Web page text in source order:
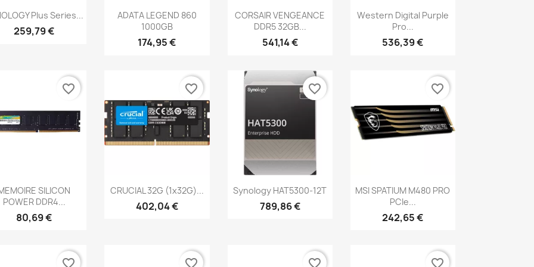
Aperçu rapide
Plus Series...
259,79 €
Aperçu rapide
ADATA LEGEND 860
1000GB
174,95 €
Aperçu rapide
CORSAIR VENGEANCE
DDR5 32GB...
541,14 €
Aperçu rapide
Western Digital Purple
Pro...
536,39 €
Aperçu rapide
SILICON
POWER DDR4...
80,69 €
favorite_border
Aperçu rapide
CRUCIAL 32G (1x32G)...
402,04 €
favorite_border
Aperçu rapide
Synology HAT5300-12T
789,86 €
favorite_border
Aperçu rapide
MSI SPATIUM M480 PRO
PCIe...
242,65 €
favorite_border
favorite_border favorite_border favorite_border favorite_border